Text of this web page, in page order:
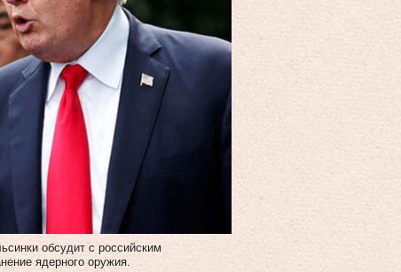
обсудит с российским
ядерного оружия.